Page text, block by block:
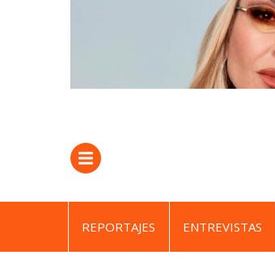
REPORTAJES ENTREVISTAS